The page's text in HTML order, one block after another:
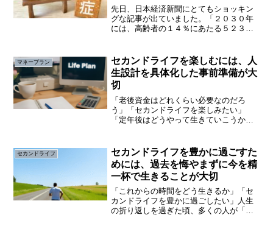
先日、日本経済新聞にとてもショッキン
グな記事が出ていました。「２０３０年
には、高齢者の１４％にあたる５２３万
うです。長寿化社会により、いまや認知
症は誰でもがなりうるリスクをはらみま
す。
マネープラン
セカンドライフを楽しむには、人
生設計を具体化した事前準備が大
切
「老後資金はどれくらい必要なのだろ
う」「セカンドライフを楽しみたい」
「定年後はどうやって生きていこうか」
設計を具体的にすることが大切です。な
ぜなら、第二の人生をより...
セカンドライフ
セカンドライフを豊かに過ごすた
めには、過去を悔やまずに今を精
一杯で生きることが大切
「これからの時間をどう生きるか」「セ
カンドライフを豊かに過ごしたい」人生
の折り返しを過ぎた頃、多くの人が「こ